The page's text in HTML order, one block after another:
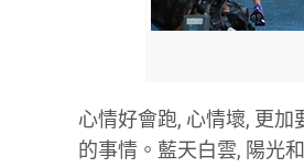
心情好會跑, 心情壞, 更
的事情。藍天白雲, 陽光